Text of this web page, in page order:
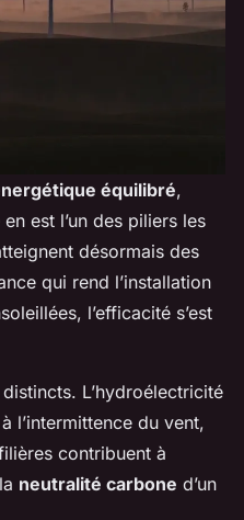
équilibré,
est l’un des piliers les
désormais des
qui rend l’installation
l’efficacité s’est
L’hydroélectricité
l’intermittence du vent,
contribuent à
neutralité carbone d’un